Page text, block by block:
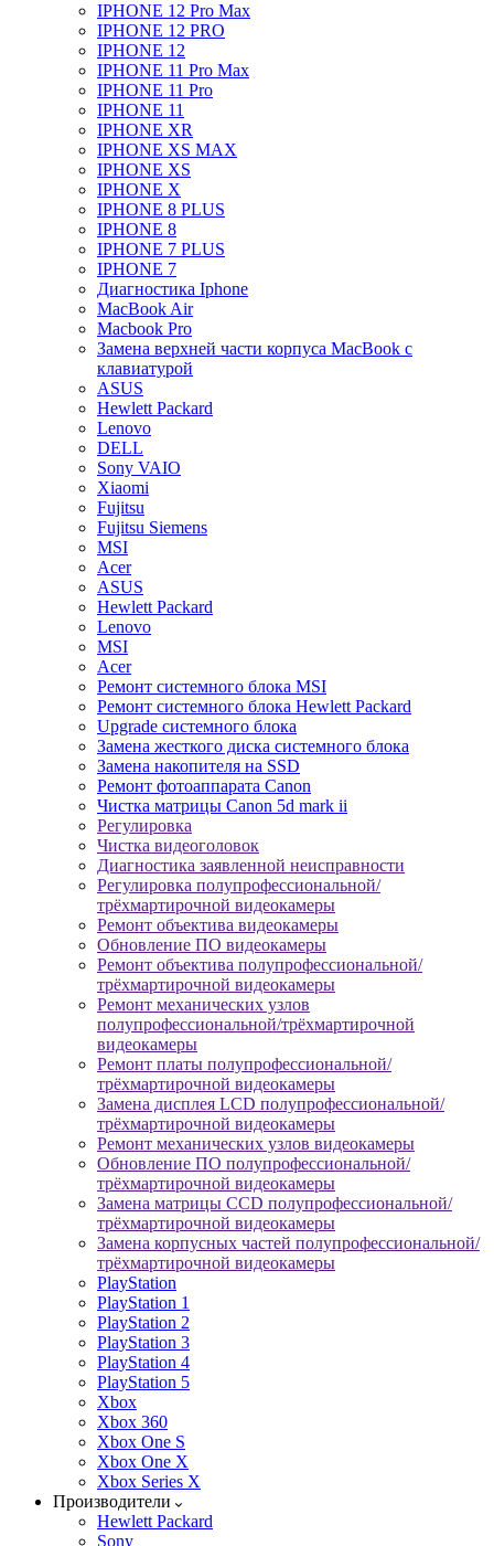
IPHONE 12 Pro Max
IPHONE 12 PRO
IPHONE 12
IPHONE 11 Pro Max
IPHONE 11 Pro
IPHONE 11
IPHONE XR
IPHONE XS MAX
IPHONE XS
IPHONE X
IPHONE 8 PLUS
IPHONE 8
IPHONE 7 PLUS
IPHONE 7
Диагностика Iphone
MacBook Air
Macbook Pro
Замена верхней части корпуса MacBook с
клавиатурой
ASUS
Hewlett Packard
Lenovo
DELL
Sony VAIO
Xiaomi
Fujitsu
Fujitsu Siemens
MSI
Acer
ASUS
Hewlett Packard
Lenovo
MSI
Acer
Ремонт системного блока MSI
Ремонт системного блока Hewlett Packard
Upgrade системного блока
Замена жесткого диска системного блока
Замена накопителя на SSD
Ремонт фотоаппарата Canon
Чистка матрицы Canon 5d mark ii
Регулировка
Чистка видеоголовок
Диагностика заявленной неисправности
Регулировка полупрофессиональной/
трёхмартирочной видеокамеры
Ремонт объектива видеокамеры
Обновление ПО видеокамеры
Ремонт объектива полупрофессиональной/
трёхмартирочной видеокамеры
Ремонт механических узлов
полупрофессиональной/трёхмартирочной
видеокамеры
Ремонт платы полупрофессиональной/
трёхмартирочной видеокамеры
Замена дисплея LCD полупрофессиональной/
трёхмартирочной видеокамеры
Ремонт механических узлов видеокамеры
Обновление ПО полупрофессиональной/
трёхмартирочной видеокамеры
Замена матрицы CCD полупрофессиональной/
трёхмартирочной видеокамеры
Замена корпусных частей полупрофессиональной/
трёхмартирочной видеокамеры
PlayStation
PlayStation 1
PlayStation 2
PlayStation 3
PlayStation 4
PlayStation 5
Xbox
Xbox 360
Xbox One S
Xbox One X
Xbox Series X
Производители
Hewlett Packard
Sony